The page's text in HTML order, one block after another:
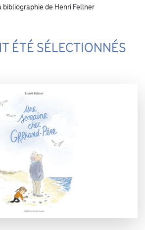
bibliographie de Henri Fellner
ÉTÉ SÉLECTIONNÉS